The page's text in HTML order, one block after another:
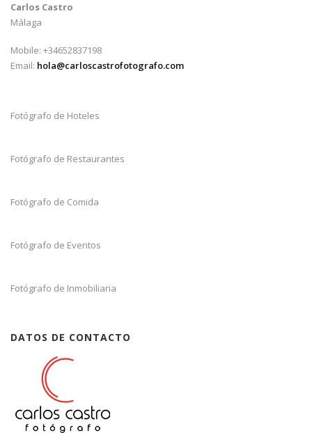
Carlos Castro
Málaga
Mobile: +34652837198
Email: hola@carloscastrofotografo.com
Fotógrafo de Hoteles
Fotógrafo de Restaurantes
Fotógrafo de Comida
Fotógrafo de Eventos
Fotógrafo de Inmobiliaria
DATOS DE CONTACTO